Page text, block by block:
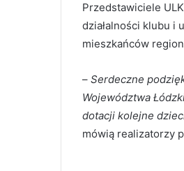
Przedstawiciele
działalności klubu i
mieszkańców
– Serdeczne
Województwa
dotacji kolejne
mówią realizatorzy